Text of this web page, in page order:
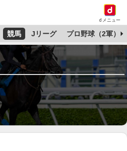
dメニュー
競馬 Jリーグ プロ野球（2軍）